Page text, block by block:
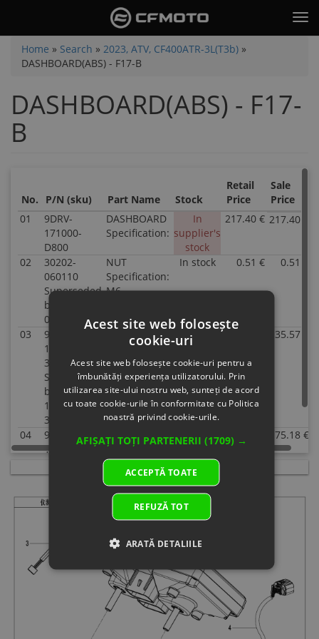
main
contentYou
are
here
Home » Search » 2023, ATV, CF400ATR-3L(T3b) »
DASHBOARD(ABS) - F17-B
DASHBOARD(ABS) - F17-
B
No. P/N (sku) Part Name Stock
Retail
Price
Sale
Price
01
9DRV-
171000-
D800
DASHBOARD
Specification:
In
supplier's
stock
217.40 € 217.40 €
02
30202-
060110
Superseded
by: 30204-
060810
NUT
Specification:
M6
In stock 0.51 € 0.51 €
03
9DQV-
150300-
3000
Superseded
by: 9DQV-
150300-
3000-10
Specification:
In stock 35.57 €
04
9DRV-
150190-
ADAPTOR
CABLE,
DASHBOARD
Specification:
In stock 75.18 € 75.18 €
Acest site web folosește
cookie-uri
Acest site web folosește cookie-uri pentru a
îmbunătăți experiența utilizatorului. Prin
utilizarea site-ului nostru web, sunteți de acord
cu toate cookie-urile în conformitate cu Politica
noastră privind cookie-urile.
AFIȘAȚI TOȚI PARTENERII (1709) →
ACCEPTĂ TOATE
REFUZĂ TOT
ARATĂ DETALIILE